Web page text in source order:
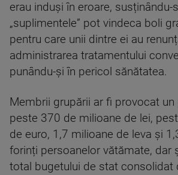
erau induși în eroare, susținându-
„suplimentele” pot vindeca boli
pentru care unii dintre ei au
administrarea tratamentului
punându-și în pericol sănătatea.
Membrii grupării ar fi provocat un
peste 370 de milioane de lei,
de euro, 1,7 milioane de leva și
forinți persoanelor vătămate, dar
total bugetului de stat consolidat